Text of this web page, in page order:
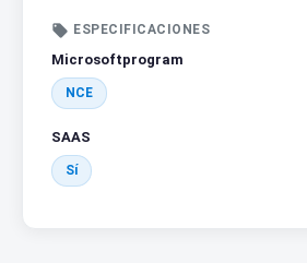
 ESPECIFICACIONES
Microsoftprogram
NCE
SAAS
Sí